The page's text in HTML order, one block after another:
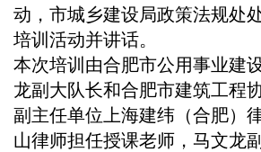
动，市城乡建设局政策法规处
培训活动并讲话。
本次培训由合肥市公用事业建
龙副大队长和合肥市建筑工程
副主任单位上海建纬（合肥）
山律师担任授课老师，马文龙